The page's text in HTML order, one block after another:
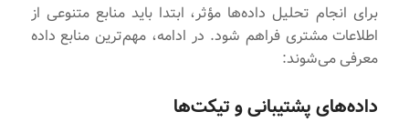
برای انجام تحلیل داده‌ها مؤثر، ابتدا باید منابع متنوعی از
اطلاعات مشتری فراهم شود. در ادامه، مهم‌ترین منابع داده
معرفی می‌شوند:
داده‌های پشتیبانی و تیکت‌ها